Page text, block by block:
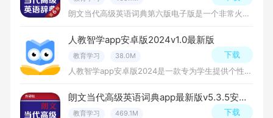
朗文当代高级英语词典第六版电子版是一个非常火热的英语辞典英语，app完整收录纸质内容，海量的基础词汇与释义，更有美式，英式英语真人发音，快捷智能查询单词，帮助你快速掌握英语词汇。应用介绍《朗文当代高级英语
人教智学app安卓版2024v1.0最新版
教育学习 38.0M
人教智学app安卓版2024是一款专为学生提供个性化学习辅助的教育软件，它结合了人工智能技术与教学理论，帮助学生提高学习效果，培养优秀的学习习惯和能力。
下载
朗文当代高级英语词典app最新版v5.3.5安卓版
教育学习 469.1M 下载